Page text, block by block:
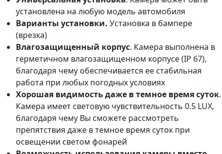
установлена на любую модель автомобиля
Варианты установки. Установка в бампере
(врезка)
Влагозащищенный корпус. Камера выполнена в
герметичном влагозащищенном корпусе (IP 67),
благодаря чему обеспечивается ее стабильная
работа при любых погодных условиях
Хорошая видимость даже в темное время суток.
Камера имеет световую чувствительность 0.5 LUX,
благодаря чему Вы сможете рассмотреть
препятствия даже в темное время суток при
освещении светом фонарей